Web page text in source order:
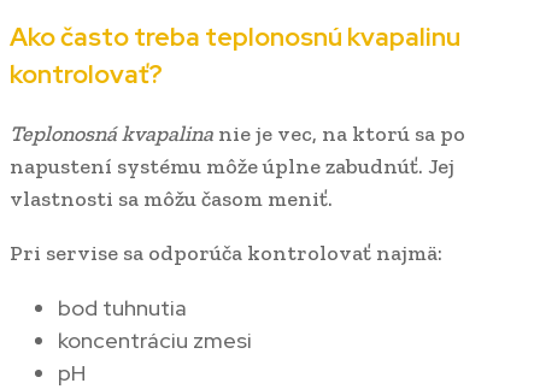
Ako často treba teplonosnú kvapalinu
kontrolovať?
Teplonosná kvapalina nie je vec, na ktorú sa po
napustení systému môže úplne zabudnúť. Jej
vlastnosti sa môžu časom meniť.
Pri servise sa odporúča kontrolovať najmä:
bod tuhnutia
koncentráciu zmesi
pH